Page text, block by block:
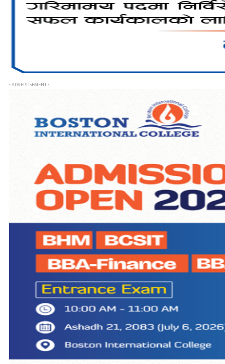
- ADVERTISEMENT -